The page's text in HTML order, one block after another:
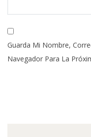
Guarda Mi Nombre,
Navegador Para La